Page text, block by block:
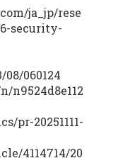
ja_jp/rese
security-
060124
n9524d8e112
pr-20251111-
4114714/20